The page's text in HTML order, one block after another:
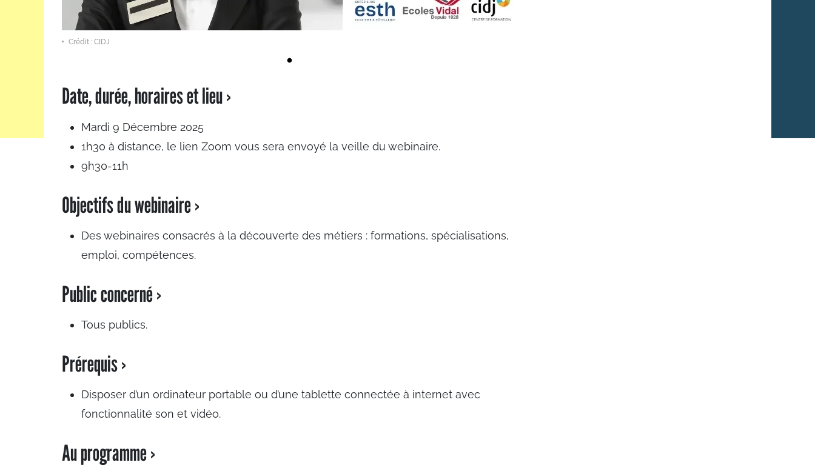
Crédit : CIDJ
Date, durée, horaires et lieu ›
Mardi 9 Décembre 2025
1h30 à distance, le lien Zoom vous sera envoyé la veille du webinaire.
9h30-11h
Objectifs du webinaire ›
Des webinaires consacrés à la découverte des métiers : formations, spécialisations,
emploi, compétences.
Public concerné ›
Tous publics.
Prérequis ›
Disposer d’un ordinateur portable ou d’une tablette connectée à internet avec
fonctionnalité son et vidéo.
Au programme ›